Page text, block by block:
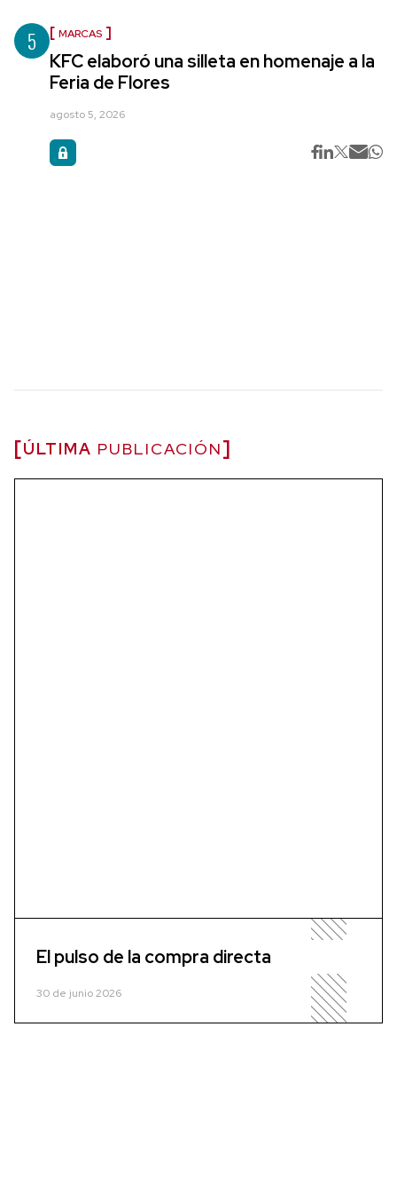
5 MARCAS
KFC elaboró una silleta en homenaje a la
Feria de Flores
agosto 5, 2026
ÚLTIMA PUBLICACIÓN
El pulso de la compra directa
30 de junio 2026